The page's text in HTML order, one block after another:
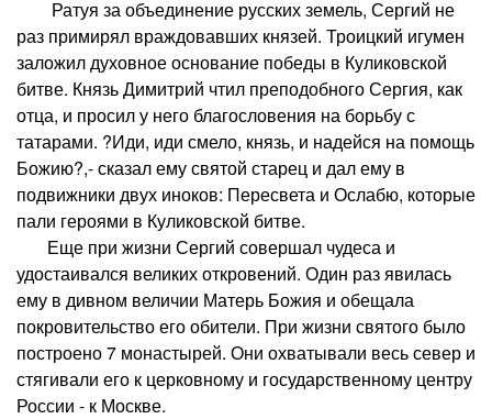
Ратуя за объединение русских земель, Сергий не
раз примирял враждовавших князей. Троицкий игумен
заложил духовное основание победы в Куликовской
битве. Князь Димитрий чтил преподобного Сергия, как
отца, и просил у него благословения на борьбу с
татарами. ?Иди, иди смело, князь, и надейся на помощь
Божию?,- сказал ему святой старец и дал ему в
подвижники двух иноков: Пересвета и Ослабю, которые
пали героями в Куликовской битве.
Еще при жизни Сергий совершал чудеса и
удостаивался великих откровений. Один раз явилась
ему в дивном величии Матерь Божия и обещала
покровительство его обители. При жизни святого было
построено 7 монастырей. Они охватывали весь север и
стягивали его к церковному и государственному центру
России - к Москве.